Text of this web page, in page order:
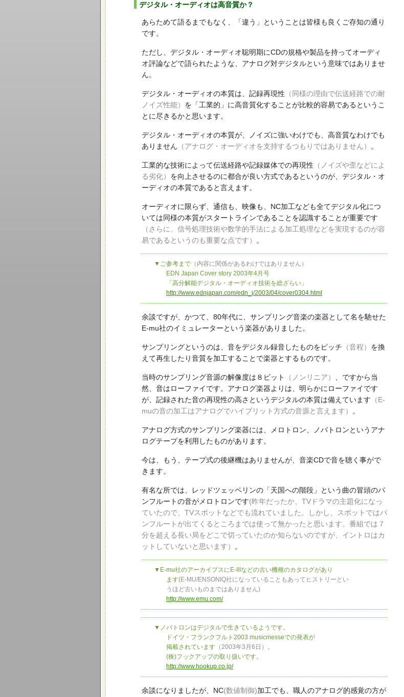
デジタル・オーディオは高音質か？
あらためて語るまでもなく、「違う」ということは皆様も良くご存知の通り
です。
ただし、デジタル・オーディオ聡明期にCDの規格や製品を持ってオーディ
オ評論などで語られたような、アナログ対デジタルという意味ではありませ
ん。
デジタル・オーディオの本質は、記録再現性 （同様の理由で伝送経路での耐
ノイズ性能） を「工業的」に高音質化することが比較的容易であるというこ
とに尽きるかと思います。
デジタル・オーディオの本質が、ノイズに強いわけでも、高音質なわけでも
ありません （アナログ・オーディオを支持するつもりではありません） 。
工業的な技術によって伝送経路や記録媒体での再現性 （ノイズや歪などによ
る劣化） を向上させるのに都合が良い方式であるというのが、デジタル・オ
ーディオの本質であると言えます。
オーディオに限らず、通信も、映像も、NC加工なども全てデジタル化につ
いては同様の本質がスタートラインであることを認識することが重要です
（さらに、信号処理技術や数学的手法による加工処理などを実現するのが容
易であるというのも重要な点です）
。
▼ご参考まで （内容に関係があるわけではありません）
EDN Japan Cover story 2003年4月号
「高分解能デジタル・オーディオ技術を総ざらい」
http://www.ednjapan.com/edn_j/2003/04/cover0304.html
余談ですが、かつて、80年代に、サンプリング音楽の楽器として名を馳せた
E-mu社のイミュレーターという楽器がありました。
サンプリングというのは、音をデジタル録音したものをピッチ （音程） を換
えて再生したり音質を加工することで楽器とするものです。
当時のサンプリング音源の解像度は８ビット （ノンリニア）
、ですから当
然、音はローファイです。アナログ楽器よりは、明らかにローファイです
が、記録された音の再現性の高さというデジタルの本質は備えています （E-
muの音の加工はアナログでハイブリット方式の音源と言えます）
。
アナログ方式のサンプリング楽器には、メロトロン、ノバトロンというアナ
ログテープを利用したものがあります。
今は、もう、テープ式の後継機はありませんが、音楽CDで音を聴く事がで
きます。
有名な所では、レッドツェッペリンの「天国への階段」という曲の冒頭のパ
ンフルートの音がメロトロンです(昨年だったか、TVドラマの主題化になっ
ていたので、TVスポットなどでも流れていました。しかし、スポットではパ
ンフルートが出てくるところまでは使って無かったと思います。番組では７
分を超える長い局をどこで切っていたのか知らないのですが、イントロはカ
ットしていないと思います）
。
▼E-mu社のアーカイプスにE-IIIなどの古い機種のカタログがあり
ます(E-MU/ENSONIQ社になっていることもあってヒストリーとい
うほど古いものまではありません)
http://www.emu.com/
▼ノバトロンはデジタルで生きているようです。
ドイツ・フランクフルト2003 musicmesseでの発表が
掲載されています （2003年3月6日） 。
(株)フックアップの取り扱いです。
http://www.hookup.co.jp/
余談になりましたが、NC(数値制御)加工でも、職人のアナログ的感覚の方が